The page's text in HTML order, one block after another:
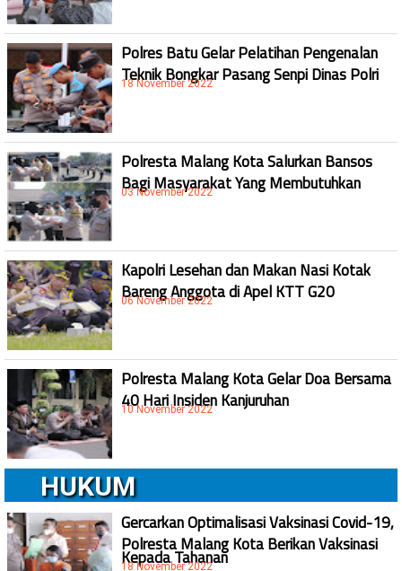
Polres Batu Gelar Pelatihan Pengenalan
Teknik Bongkar Pasang Senpi Dinas Polri
18 November 2022
Polresta Malang Kota Salurkan Bansos
Bagi Masyarakat Yang Membutuhkan
03 November 2022
Kapolri Lesehan dan Makan Nasi Kotak
Bareng Anggota di Apel KTT G20
06 November 2022
Polresta Malang Kota Gelar Doa Bersama
40 Hari Insiden Kanjuruhan
10 November 2022
HUKUM
Gercarkan Optimalisasi Vaksinasi Covid-19,
Polresta Malang Kota Berikan Vaksinasi
Kepada Tahanan
18 November 2022